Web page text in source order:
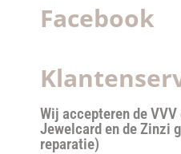
Facebook
Wij accepteren de
Jewelcard en de Zinzi
reparatie)